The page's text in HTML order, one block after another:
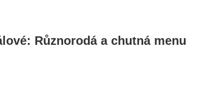
Různorodá a chutná menu